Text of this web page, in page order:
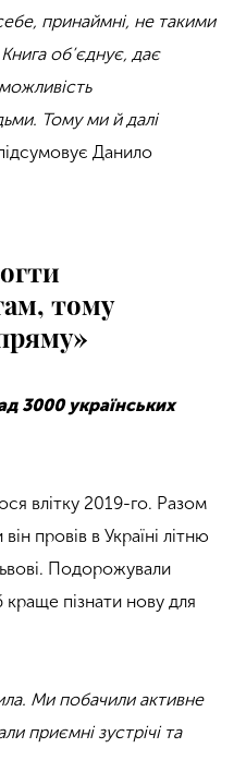
принаймні, не такими
об’єднує, дає
Тому ми й далі
Данило
тому
3000 українських
влітку 2019-го. Разом
провів в Україні літню
Подорожували
пізнати нову для
Ми побачили активне
приємні зустрічі та